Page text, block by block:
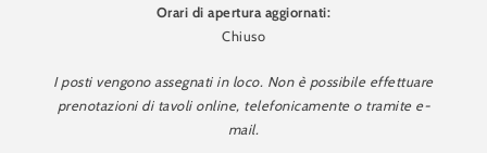
Orari di apertura aggiornati:
Chiuso
I posti vengono assegnati in loco. Non è possibile effettuare
prenotazioni di tavoli online, telefonicamente o tramite e-
mail.